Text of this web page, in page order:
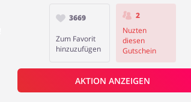
3669
Zum Favorit
hinzuzufügen
2
Nuzten
diesen
Gutschein
AKTION ANZEIGEN